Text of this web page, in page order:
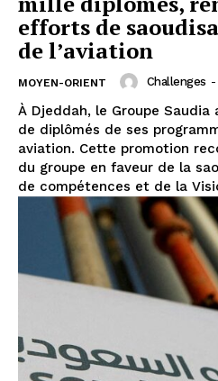
efforts de
de l’aviation
MOYEN-ORIENT Challenges -
À Djeddah, le Groupe Saudia
de diplômés de ses
aviation. Cette promotion
du groupe en faveur de la
de compétences et de la